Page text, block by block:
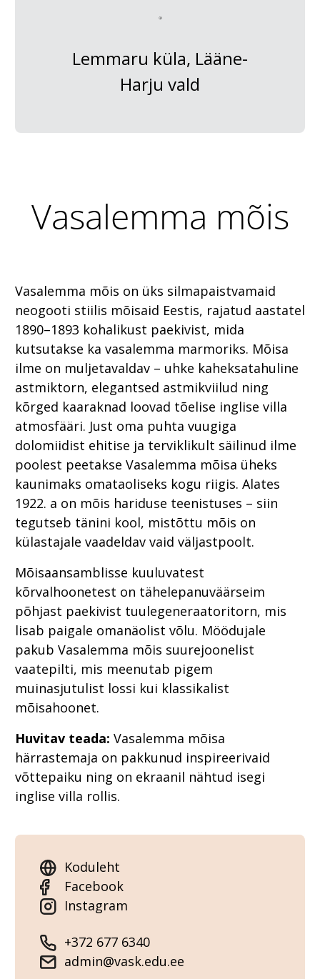
Lemmaru küla, Lääne-
Harju vald
Vasalemma mõis
Vasalemma mõis on üks silmapaistvamaid
neogooti stiilis mõisaid Eestis, rajatud aastatel
1890–1893 kohalikust paekivist, mida
kutsutakse ka vasalemma marmoriks. Mõisa
ilme on muljetavaldav – uhke kaheksatahuline
astmiktorn, elegantsed astmikviilud ning
kõrged kaaraknad loovad tõelise inglise villa
atmosfääri. Just oma puhta vuugiga
dolomiidist ehitise ja terviklikult säilinud ilme
poolest peetakse Vasalemma mõisa üheks
kaunimaks omataoliseks kogu riigis. Alates
1922. a on mõis hariduse teenistuses – siin
tegutseb tänini kool, mistõttu mõis on
külastajale vaadeldav vaid väljastpoolt.
Mõisaansamblisse kuuluvatest
kõrvalhoonetest on tähelepanuväärseim
põhjast paekivist tuulegeneraatoritorn, mis
lisab paigale omanäolist võlu. Möödujale
pakub Vasalemma mõis suurejoonelist
vaatepilti, mis meenutab pigem
muinasjutulist lossi kui klassikalist
mõisahoonet.
Huvitav teada: Vasalemma mõisa
härrastemaja on pakkunud inspireerivaid
võttepaiku ning on ekraanil nähtud isegi
inglise villa rollis.
Koduleht
Facebook
Instagram
+372 677 6340
admin@vask.edu.ee